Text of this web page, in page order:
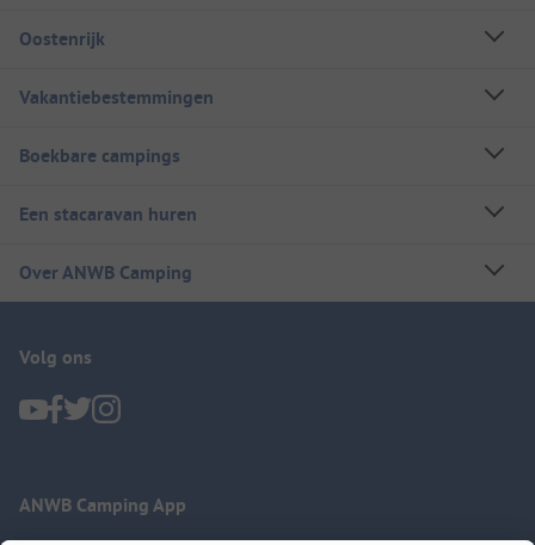
Oostenrijk
Vakantiebestemmingen
Boekbare campings
Een stacaravan huren
Over ANWB Camping
Volg ons
ANWB Camping App